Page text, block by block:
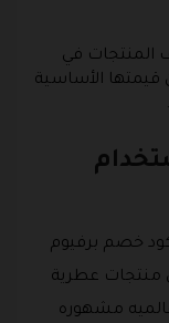
المنتجات في
فانها تصل الى 48% من قيمتها الأساسية
خصم برفيوم
منتجات عطرية
مشهوره